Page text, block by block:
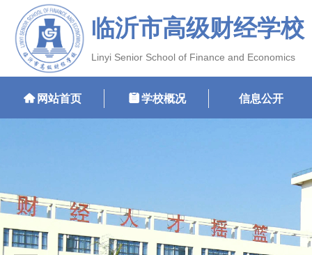
临沂市高级财经学校
Linyi Senior School of Finance and Economics
낀 网站首页 뀳 学校概况 信息公开